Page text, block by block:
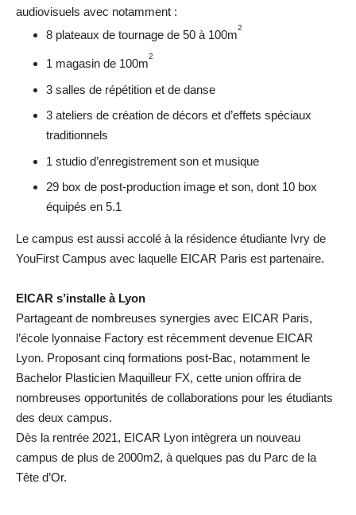
audiovisuels avec notamment :
8 plateaux de tournage de 50 à 100m
2
1 magasin de 100m
2
3 salles de répétition et de danse
3 ateliers de création de décors et d’effets spéciaux
traditionnels
1 studio d’enregistrement son et musique
29 box de post-production image et son, dont 10 box
équipés en 5.1
Le campus est aussi accolé à la résidence étudiante Ivry de
YouFirst Campus avec laquelle EICAR Paris est partenaire.
EICAR s’installe à Lyon
Partageant de nombreuses synergies avec EICAR Paris,
l’école lyonnaise Factory est récemment devenue EICAR
Lyon. Proposant cinq formations post-Bac, notamment le
Bachelor Plasticien Maquilleur FX, cette union offrira de
nombreuses opportunités de collaborations pour les étudiants
des deux campus.
Dès la rentrée 2021, EICAR Lyon intègrera un nouveau
campus de plus de 2000m2, à quelques pas du Parc de la
Tête d’Or.